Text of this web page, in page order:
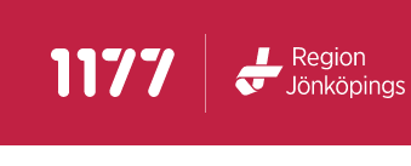
Till startsidan för 1177